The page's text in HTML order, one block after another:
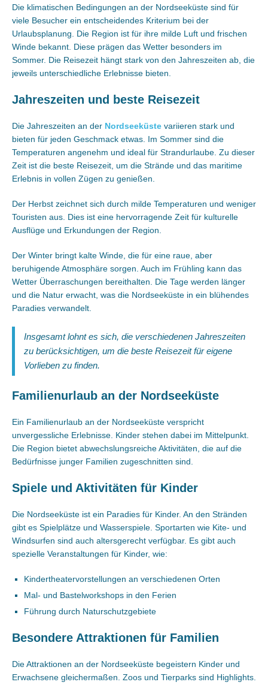
Die klimatischen Bedingungen an der Nordseeküste sind für
viele Besucher ein entscheidendes Kriterium bei der
Urlaubsplanung. Die Region ist für ihre milde Luft und frischen
Winde bekannt. Diese prägen das Wetter besonders im
Sommer. Die Reisezeit hängt stark von den Jahreszeiten ab, die
jeweils unterschiedliche Erlebnisse bieten.
Jahreszeiten und beste Reisezeit
Die Jahreszeiten an der Nordseeküste variieren stark und
bieten für jeden Geschmack etwas. Im Sommer sind die
Temperaturen angenehm und ideal für Strandurlaube. Zu dieser
Zeit ist die beste Reisezeit, um die Strände und das maritime
Erlebnis in vollen Zügen zu genießen.
Der Herbst zeichnet sich durch milde Temperaturen und weniger
Touristen aus. Dies ist eine hervorragende Zeit für kulturelle
Ausflüge und Erkundungen der Region.
Der Winter bringt kalte Winde, die für eine raue, aber
beruhigende Atmosphäre sorgen. Auch im Frühling kann das
Wetter Überraschungen bereithalten. Die Tage werden länger
und die Natur erwacht, was die Nordseeküste in ein blühendes
Paradies verwandelt.
Insgesamt lohnt es sich, die verschiedenen Jahreszeiten
zu berücksichtigen, um die beste Reisezeit für eigene
Vorlieben zu finden.
Familienurlaub an der Nordseeküste
Ein Familienurlaub an der Nordseeküste verspricht
unvergessliche Erlebnisse. Kinder stehen dabei im Mittelpunkt.
Die Region bietet abwechslungsreiche Aktivitäten, die auf die
Bedürfnisse junger Familien zugeschnitten sind.
Spiele und Aktivitäten für Kinder
Die Nordseeküste ist ein Paradies für Kinder. An den Stränden
gibt es Spielplätze und Wasserspiele. Sportarten wie Kite- und
Windsurfen sind auch altersgerecht verfügbar. Es gibt auch
spezielle Veranstaltungen für Kinder, wie:
Kindertheatervorstellungen an verschiedenen Orten
Mal- und Bastelworkshops in den Ferien
Führung durch Naturschutzgebiete
Besondere Attraktionen für Familien
Die Attraktionen an der Nordseeküste begeistern Kinder und
Erwachsene gleichermaßen. Zoos und Tierparks sind Highlights.